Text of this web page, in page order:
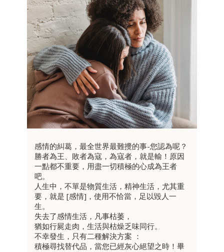
感情的糾葛，最全世界最難攪的事-您認為呢？
勝者為王、敗者為寇，為寇者，就是輸！原因
一點都不重要，用盡一切積極的心成為王者
吧。
人生中，不單是物質生活，精神生活，尤其重
要，就是 [感情]，使用不恰當，足以毀人一
生。
失去了感情生活，凡事枯萎，
猶如行屍走肉，生活與枯燥乏味同行。
不幸發生，只有二種解決方案 ：
積極尋找替代品，當您已經灰心絕望之時！畢